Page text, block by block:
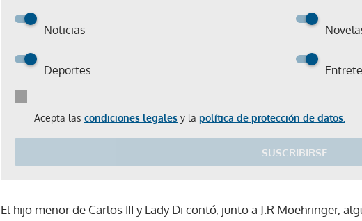
Noticias
Deportes
Acepta las condiciones legales y la política de protección de datos.
SUSCRIBIRSE
El hijo menor de Carlos III y Lady Di contó, junto a J.R Moehringer,